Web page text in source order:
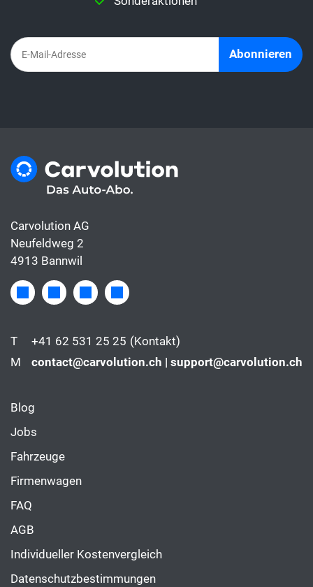
deckt meist nur die Finanzierung.
Abonnieren
Carvolution AG
Neufeldweg 2
4913 Bannwil
T +41 62 531 25 25 (Kontakt)
M
contact@carvolution.ch | support@carvolution.ch
Blog
Jobs
Fahrzeuge
Firmenwagen
FAQ
AGB
Individueller Kostenvergleich
Datenschutzbestimmungen